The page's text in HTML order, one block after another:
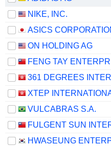
NIKE, INC.
ASICS
ON HOLDING AG
VULCABRAS S.A.